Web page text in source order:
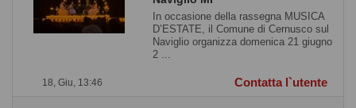
18, Giu, 13:46
In occasione della rassegna MUSICA
D’ESTATE, il Comune di Cernusco sul
Naviglio organizza domenica 21 giugno
2 ...
Contatta l`utente